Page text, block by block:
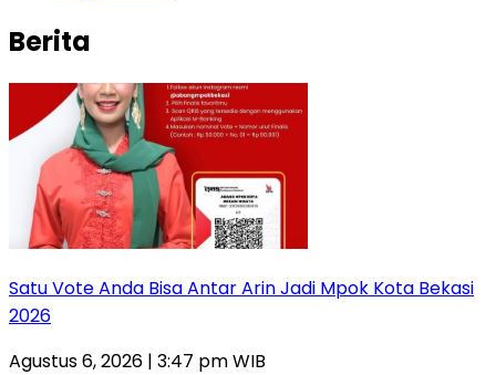
Berita
Satu Vote Anda Bisa Antar Arin Jadi Mpok Kota Bekasi
2026
Agustus 6, 2026 | 3:47 pm WIB